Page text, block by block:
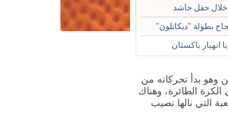
خلال حفل حاشد
بطولة "ديكاتلون"
انهيار باكستان
وهو بدأ تحركاته من
الطائرة، وهناك
التي نالها نصيب